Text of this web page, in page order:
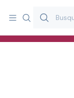
y estimulación
Especialistas en